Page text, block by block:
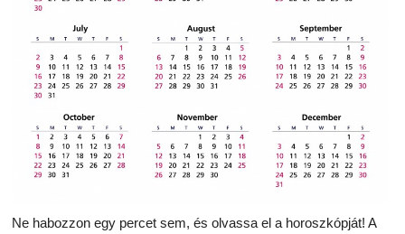
Ne habozzon egy percet sem, és olvassa el a horoszkópját! A